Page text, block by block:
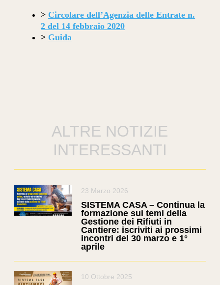
> Circolare dell’Agenzia delle Entrate n.
2 del 14 febbraio 2020
> Guida
ALTRE NOTIZIE
INTERESSANTI
23 Marzo 2026
SISTEMA CASA – Continua la
formazione sui temi della
Gestione dei Rifiuti in
Cantiere: iscriviti ai prossimi
incontri del 30 marzo e 1°
aprile
10 Ottobre 2025